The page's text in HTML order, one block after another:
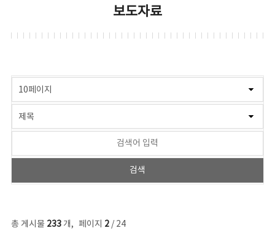
보도자료
총 게시물 233개, 페이지 2/ 24